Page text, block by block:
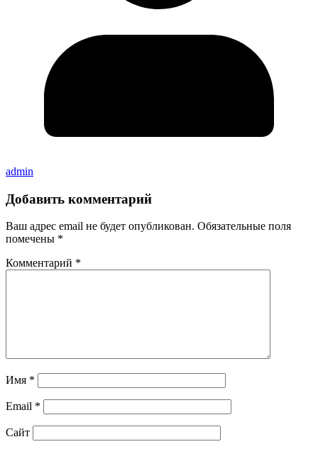
admin
Добавить комментарий
Ваш адрес email не будет опубликован. Обязательные поля
помечены *
Комментарий *
Имя *
Email *
Сайт